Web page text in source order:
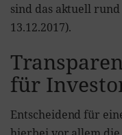
sind das aktuell
13.12.2017).
für
Entscheidend für